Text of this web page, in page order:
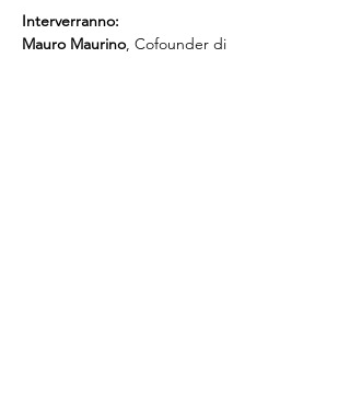
Interverranno:
Mauro Maurino, Cofounder di